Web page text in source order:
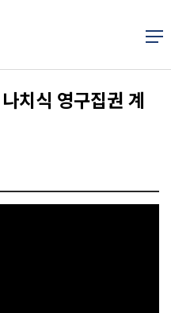
치식 영구집권 계